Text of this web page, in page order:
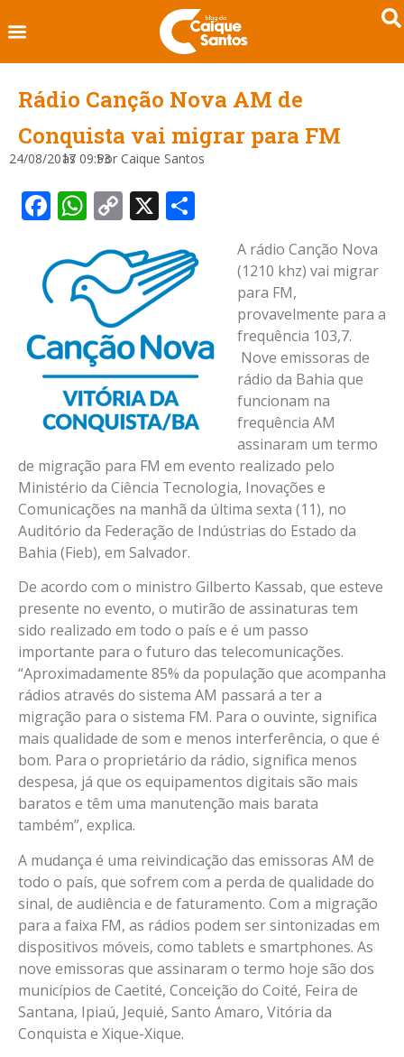
Rádio Canção Nova AM de
Conquista vai migrar para FM
24/08/2017
às 09:53
Por Caique Santos
Facebook
WhatsApp
Copy
X
A rádio Canção Nova
(1210 khz) vai migrar
para FM,
provavelmente para a
frequência 103,7.
Nove emissoras de
rádio da Bahia que
funcionam na
frequência AM
assinaram um termo
de migração para FM em evento realizado pelo
Ministério da Ciência Tecnologia, Inovações e
Comunicações na manhã da última sexta (11), no
Auditório da Federação de Indústrias do Estado da
Bahia (Fieb), em Salvador.
De acordo com o ministro Gilberto Kassab, que esteve
presente no evento, o mutirão de assinaturas tem
sido realizado em todo o país e é um passo
importante para o futuro das telecomunicações.
“Aproximadamente 85% da população que acompanha
rádios através do sistema AM passará a ter a
migração para o sistema FM. Para o ouvinte, significa
mais qualidade de som e menos interferência, o que é
bom. Para o proprietário da rádio, significa menos
despesa, já que os equipamentos digitais são mais
baratos e têm uma manutenção mais barata
também”, explica.
A mudança é uma reivindicação das emissoras AM de
todo o país, que sofrem com a perda de qualidade do
sinal, de audiência e de faturamento. Com a migração
para a faixa FM, as rádios podem ser sintonizadas em
dispositivos móveis, como tablets e smartphones. As
nove emissoras que assinaram o termo hoje são dos
municípios de Caetité, Conceição do Coité, Feira de
Santana, Ipiaú, Jequié, Santo Amaro, Vitória da
Conquista e Xique-Xique.